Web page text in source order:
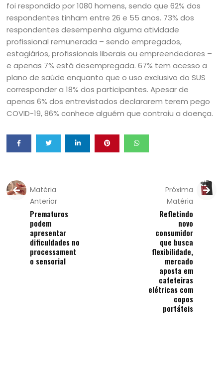
foi respondido por 1080 homens, sendo que 62% dos
respondentes tinham entre 26 e 55 anos. 73% dos
respondentes desempenha alguma atividade
profissional remunerada – sendo empregados,
estagiários, profissionais liberais ou empreendedores –
e apenas 7% está desempregada. 67% tem acesso a
plano de saúde enquanto que o uso exclusivo do SUS
corresponder a 18% dos participantes. Apesar de
apenas 6% dos entrevistados declararem terem pego
COVID-19, 86% conhece alguém que contraiu a doença.
Matéria
Anterior
Prematuros
podem
apresentar
dificuldades no
processament
o sensorial
Próxima
Matéria
Refletindo
novo
consumidor
que busca
flexibilidade,
mercado
aposta em
cafeteiras
elétricas com
copos
portáteis